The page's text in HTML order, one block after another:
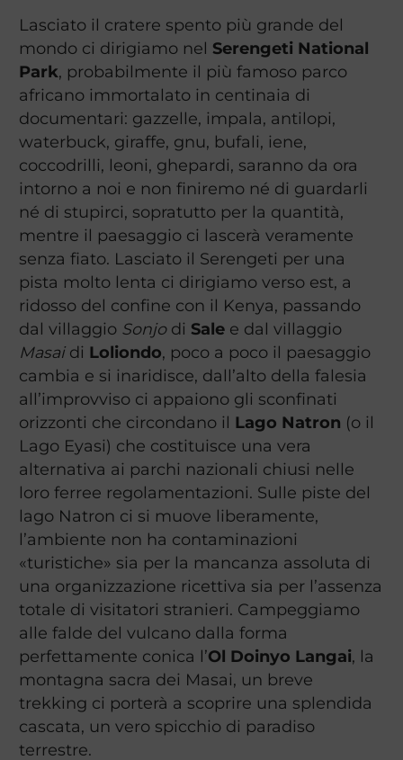
Lasciato il cratere spento più grande del
mondo ci dirigiamo nel Serengeti National
Park, probabilmente il più famoso parco
africano immortalato in centinaia di
documentari: gazzelle, impala, antilopi,
waterbuck, giraffe, gnu, bufali, iene,
coccodrilli, leoni, ghepardi, saranno da ora
intorno a noi e non finiremo né di guardarli
né di stupirci, sopratutto per la quantità,
mentre il paesaggio ci lascerà veramente
senza fiato. Lasciato il Serengeti per una
pista molto lenta ci dirigiamo verso est, a
ridosso del confine con il Kenya, passando
dal villaggio Sonjodi Salee dal villaggio
Masaidi Loliondo, poco a poco il paesaggio
cambia e si inaridisce, dall’alto della falesia
all’improvviso ci appaiono gli sconfinati
orizzonti che circondano il Lago Natron (o il
Lago Eyasi) che costituisce una vera
alternativa ai parchi nazionali chiusi nelle
loro ferree regolamentazioni. Sulle piste del
lago Natron ci si muove liberamente,
l’ambiente non ha contaminazioni
«turistiche» sia per la mancanza assoluta di
una organizzazione ricettiva sia per l’assenza
totale di visitatori stranieri. Campeggiamo
alle falde del vulcano dalla forma
perfettamente conica l’Ol Doinyo Langai, la
montagna sacra dei Masai, un breve
trekking ci porterà a scoprire una splendida
cascata, un vero spicchio di paradiso
terrestre.